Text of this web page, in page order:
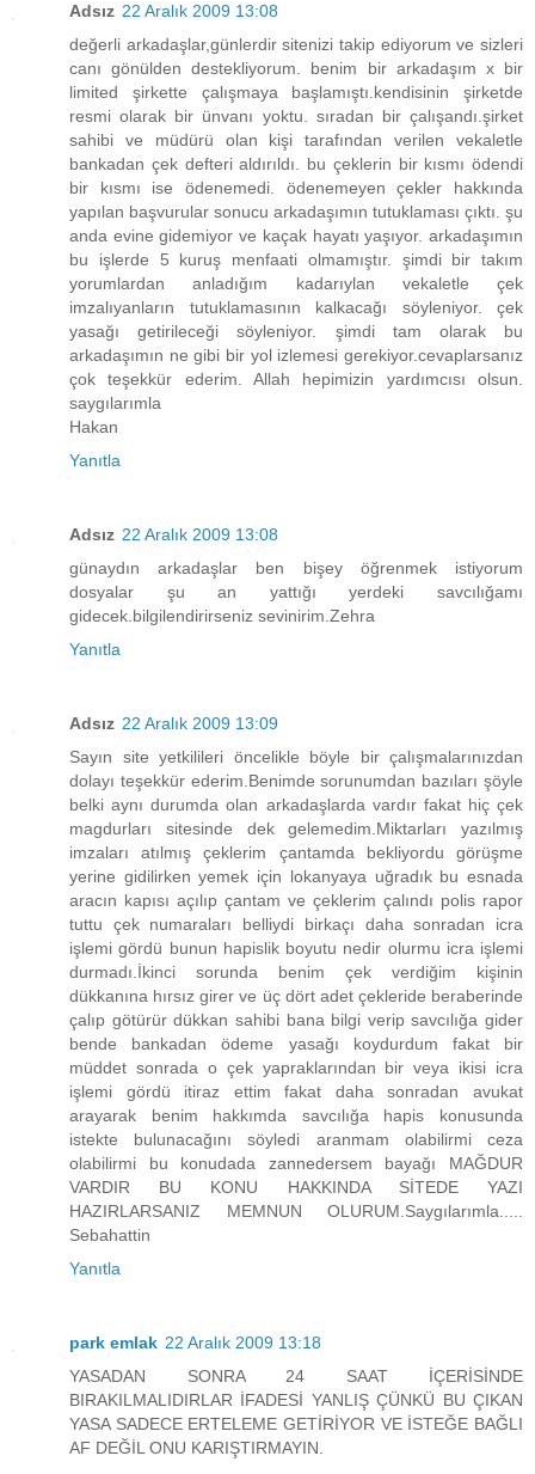
Adsız 22 Aralık 2009 13:08
değerli arkadaşlar,günlerdir sitenizi takip ediyorum ve sizleri
canı gönülden destekliyorum. benim bir arkadaşım x bir
limited şirkette çalışmaya başlamıştı.kendisinin şirketde
resmi olarak bir ünvanı yoktu. sıradan bir çalışandı.şirket
sahibi ve müdürü olan kişi tarafından verilen vekaletle
bankadan çek defteri aldırıldı. bu çeklerin bir kısmı ödendi
bir kısmı ise ödenemedi. ödenemeyen çekler hakkında
yapılan başvurular sonucu arkadaşımın tutuklaması çıktı. şu
anda evine gidemiyor ve kaçak hayatı yaşıyor. arkadaşımın
bu işlerde 5 kuruş menfaati olmamıştır. şimdi bir takım
yorumlardan anladığım kadarıylan vekaletle çek
imzalıyanların tutuklamasının kalkacağı söyleniyor. çek
yasağı getirileceği söyleniyor. şimdi tam olarak bu
arkadaşımın ne gibi bir yol izlemesi gerekiyor.cevaplarsanız
çok teşekkür ederim. Allah hepimizin yardımcısı olsun.
saygılarımla
Hakan
Yanıtla
Adsız 22 Aralık 2009 13:08
günaydın arkadaşlar ben bişey öğrenmek istiyorum
dosyalar şu an yattığı yerdeki savcılığamı
gidecek.bilgilendirirseniz sevinirim.Zehra
Yanıtla
Adsız 22 Aralık 2009 13:09
Sayın site yetkilileri öncelikle böyle bir çalışmalarınızdan
dolayı teşekkür ederim.Benimde sorunumdan bazıları şöyle
belki aynı durumda olan arkadaşlarda vardır fakat hiç çek
magdurları sitesinde dek gelemedim.Miktarları yazılmış
imzaları atılmış çeklerim çantamda bekliyordu görüşme
yerine gidilirken yemek için lokanyaya uğradık bu esnada
aracın kapısı açılıp çantam ve çeklerim çalındı polis rapor
tuttu çek numaraları belliydi birkaçı daha sonradan icra
işlemi gördü bunun hapislik boyutu nedir olurmu icra işlemi
durmadı.İkinci sorunda benim çek verdiğim kişinin
dükkanına hırsız girer ve üç dört adet çekleride beraberinde
çalıp götürür dükkan sahibi bana bilgi verip savcılığa gider
bende bankadan ödeme yasağı koydurdum fakat bir
müddet sonrada o çek yapraklarından bir veya ikisi icra
işlemi gördü itiraz ettim fakat daha sonradan avukat
arayarak benim hakkımda savcılığa hapis konusunda
istekte bulunacağını söyledi aranmam olabilirmi ceza
olabilirmi bu konudada zannedersem bayağı MAĞDUR
VARDIR BU KONU HAKKINDA SİTEDE YAZI
HAZIRLARSANIZ MEMNUN OLURUM.Saygılarımla.....
Sebahattin
Yanıtla
park emlak 22 Aralık 2009 13:18
YASADAN SONRA 24 SAAT İÇERİSİNDE
BIRAKILMALIDIRLAR İFADESİ YANLIŞ ÇÜNKÜ BU ÇIKAN
YASA SADECE ERTELEME GETİRİYOR VE İSTEĞE BAĞLI
AF DEĞİL ONU KARIŞTIRMAYIN.